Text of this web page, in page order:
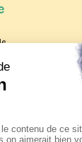
reportages d'été
pastorale du
à Assise à